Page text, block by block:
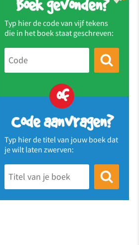
Boek gevonden?
Typ hier de code van vijf tekens
die in het boek staat geschreven:
of
Code aanvragen?
Typ hier de titel van jouw boek dat
je wilt laten zwerven: